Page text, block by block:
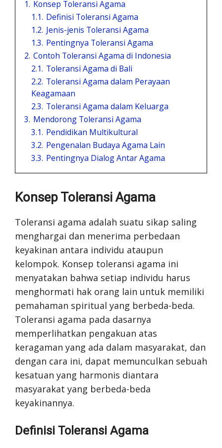
1. Konsep Toleransi Agama
1.1. Definisi Toleransi Agama
1.2. Jenis-jenis Toleransi Agama
1.3. Pentingnya Toleransi Agama
2. Contoh Toleransi Agama di Indonesia
2.1. Toleransi Agama di Bali
2.2. Toleransi Agama dalam Perayaan
Keagamaan
2.3. Toleransi Agama dalam Keluarga
3. Mendorong Toleransi Agama
3.1. Pendidikan Multikultural
3.2. Pengenalan Budaya Agama Lain
3.3. Pentingnya Dialog Antar Agama
Konsep Toleransi Agama
Toleransi agama adalah suatu sikap saling
menghargai dan menerima perbedaan
keyakinan antara individu ataupun
kelompok. Konsep toleransi agama ini
menyatakan bahwa setiap individu harus
menghormati hak orang lain untuk memiliki
pemahaman spiritual yang berbeda-beda.
Toleransi agama pada dasarnya
memperlihatkan pengakuan atas
keragaman yang ada dalam masyarakat, dan
dengan cara ini, dapat memunculkan sebuah
kesatuan yang harmonis diantara
masyarakat yang berbeda-beda
keyakinannya.
Definisi Toleransi Agama